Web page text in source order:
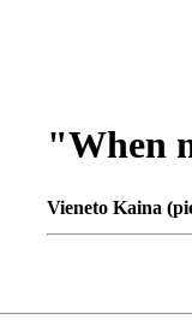
"When
Vieneto Kaina